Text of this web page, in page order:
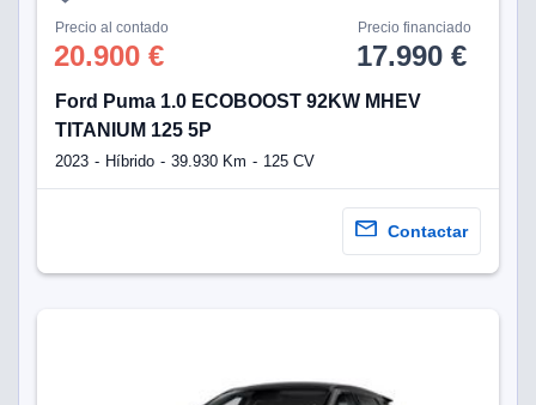
Precio al contado
20.900 €
Precio financiado
17.990 €
Ford Puma 1.0 ECOBOOST 92KW MHEV
TITANIUM 125 5P
2023 Híbrido 39.930 Km 125 CV
Contactar